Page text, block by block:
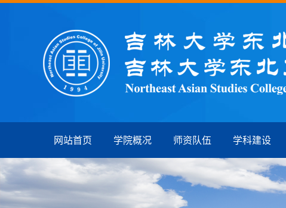
网站首页 学院概况 师资队伍 学科建设